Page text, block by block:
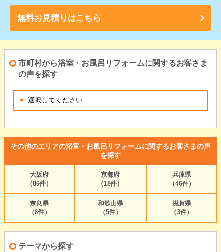
無料お見積りはこちら
市町村から浴室・お風呂リフォームに関するお客さま
の声を探す
その他のエリアの浴室・お風呂リフォームに関するお客さまの声
を探す
大阪府
（86件）
京都府
（18件）
兵庫県
（46件）
奈良県
（8件）
和歌山県
（5件）
滋賀県
（3件）
テーマから探す